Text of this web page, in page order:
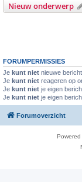
Nieuw onderwerp
FORUMPERMISSIES
Je kunt niet nieuwe
Je kunt niet reageren op
Je kunt niet je eigen
Je kunt niet je eigen
Forumoverzicht
Powered